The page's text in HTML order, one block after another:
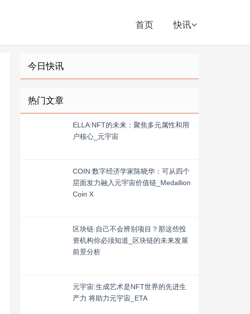
首页 快讯
今日快讯
热门文章
ELLA:NFT的未来：聚焦多元属性和用
户核心_元宇宙
COIN:数字经济学家陈晓华：可从四个
层面发力融入元宇宙价值链_Medallion
Coin X
区块链:自己不会辨别项目？那这些投
资机构你必须知道_区块链的未来发展
前景分析
元宇宙:生成艺术是NFT世界的先进生
产力 将助力元宇宙_ETA